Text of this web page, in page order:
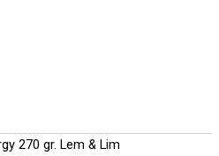
270 gr. Lem & Lim